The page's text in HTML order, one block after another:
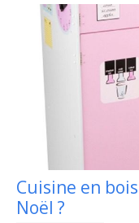
Cuisine en
Noël ?